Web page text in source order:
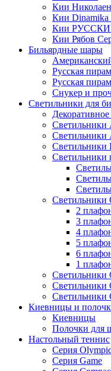
Кии
Кии Dinamika
Кии
Кии Рябов
Бильярдные шары
Русская
Русская
Снукер и
Светильники для
Светильники
Светильники
Светильники
Светильники
Светильники
2
3
4
5
6
1
Светильники
Светильники
Светильники
Киевницы и
Киевницы
Полочки для
Настольный теннис
Серия
Серия Game